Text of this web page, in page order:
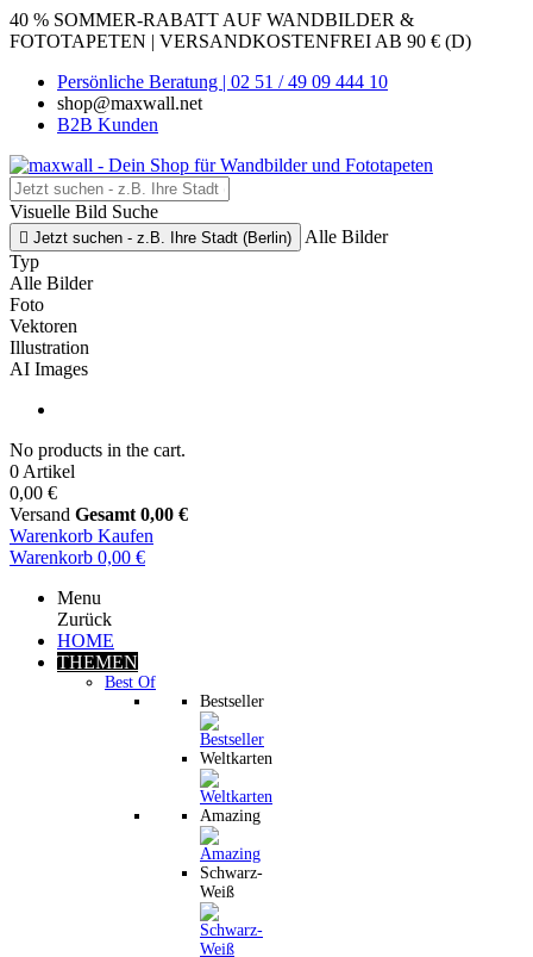
40 % SOMMER-RABATT AUF WANDBILDER &
FOTOTAPETEN | VERSANDKOSTENFREI AB 90 € (D)
Persönliche Beratung | 02 51 / 49 09 444 10
shop@maxwall.net
B2B Kunden
Visuelle Bild Suche
 Jetzt suchen - z.B. Ihre Stadt (Berlin)
Alle Bilder
Typ
Alle Bilder
Foto
Vektoren
Illustration
AI Images
No products in the cart.
0 Artikel
0,00 €
Versand Gesamt 0,00 €
Warenkorb Kaufen
Warenkorb 0,00 €
Menu
Zurück
HOME
THEMEN
Best Of
Bestseller
Weltkarten
Amazing
Schwarz-
Weiß